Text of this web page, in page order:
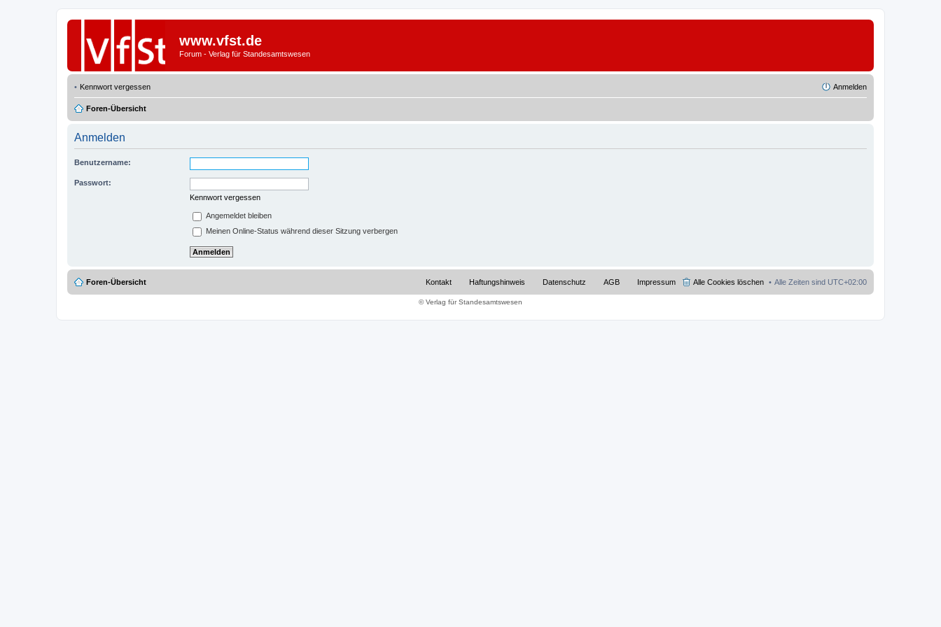
www.vfst.de
Forum - Verlag für Standesamtswesen
Kennwort vergessen Anmelden
Foren-Übersicht
Anmelden
Benutzername:
Passwort:
Kennwort vergessen
Angemeldet bleiben
Meinen Online-Status während dieser Sitzung verbergen
Foren-Übersicht Alle Zeiten sind UTC+02:00
Alle Cookies löschen
Impressum
AGB
Datenschutz
Haftungshinweis
Kontakt
© Verlag für Standesamtswesen